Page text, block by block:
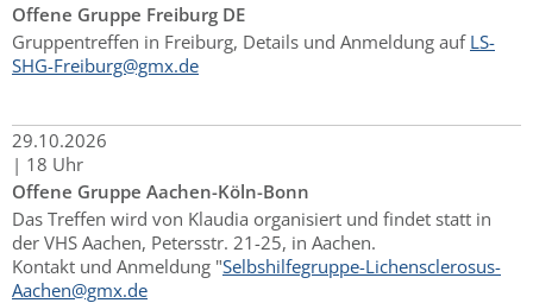
Offene Gruppe Freiburg DE
Gruppentreffen in Freiburg, Details und Anmeldung auf LS-
SHG-Freiburg@gmx.de
29.10.2026
| 18 Uhr
Offene Gruppe Aachen-Köln-Bonn
Das Treffen wird von Klaudia organisiert und findet statt in
der VHS Aachen, Petersstr. 21-25, in Aachen.
Kontakt und Anmeldung "Selbshilfegruppe-Lichensclerosus-
Aachen@gmx.de